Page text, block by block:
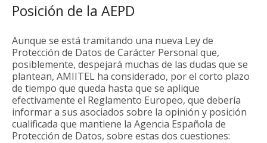
Posición de la AEPD
Aunque se está tramitando una nueva Ley de
Protección de Datos de Carácter Personal que,
posiblemente, despejará muchas de las dudas que se
plantean, AMIITEL ha considerado, por el corto plazo
de tiempo que queda hasta que se aplique
efectivamente el Reglamento Europeo, que debería
informar a sus asociados sobre la opinión y posición
cualificada que mantiene la Agencia Española de
Protección de Datos, sobre estas dos cuestiones: